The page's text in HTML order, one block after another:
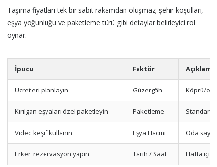
Taşıma fiyatları tek bir sabit rakamdan oluşmaz; şehir koşulları,
eşya yoğunluğu ve paketleme türü gibi detaylar belirleyici rol
oynar.
İpucu Faktör Açıklama
Ücretleri planlayın Güzergâh Köprü/
Kırılgan eşyaları özel paketleyin Paketleme Standart
Video keşif kullanın Eşya Hacmi Oda
Erken rezervasyon yapın Tarih / Saat Hafta içi /